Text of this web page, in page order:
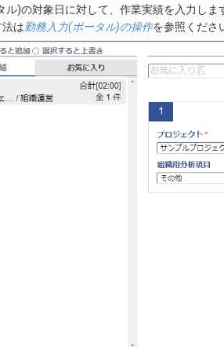
ル)の対象日に対して、作業実績を入力しま
は勤務入力(ポータル)の操作を参照くださ